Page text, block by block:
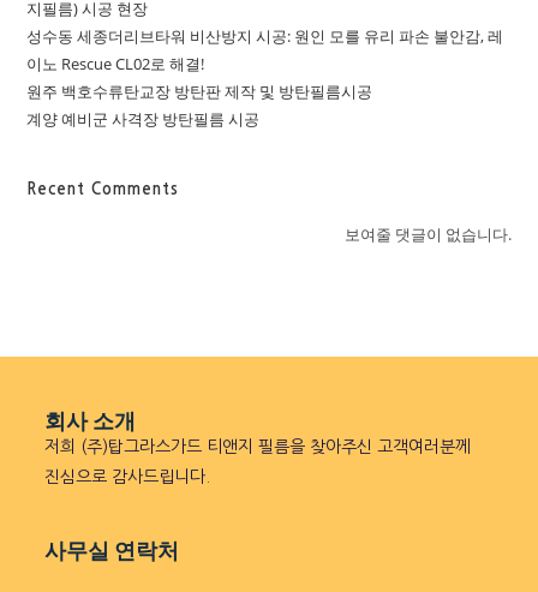
지필름) 시공 현장
성수동 세종더리브타워 비산방지 시공: 원인 모를 유리 파손 불안감, 레
이노 Rescue CL02로 해결!
원주 백호수류탄교장 방탄판 제작 및 방탄필름시공
계양 예비군 사격장 방탄필름 시공
Recent Comments
보여줄 댓글이 없습니다.
회사 소개
저희 (주)탑그라스가드 티앤지 필름을 찾아주신 고객여러분께
진심으로 감사드립니다.
사무실 연락처